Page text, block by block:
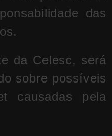
das
da Celesc, será
sobre possíveis
causadas pela